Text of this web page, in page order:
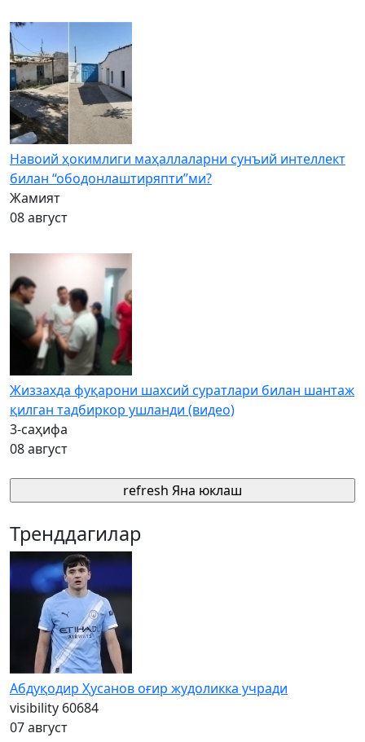
Навоий ҳокимлиги маҳаллаларни сунъий интеллект
билан “ободонлаштиряпти”ми?
Жамият
08 август
Жиззахда фуқарони шахсий суратлари билан шантаж
қилган тадбиркор ушланди (видео)
3-саҳифа
08 август
refresh Яна юклаш
Тренддагилар
Абдуқодир Ҳусанов оғир жудоликка учради
visibility 60684
07 август